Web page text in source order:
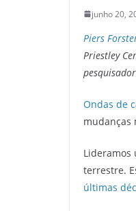
junho 20,
Piers
Priestley
Ondas de
mudanças
Lideramos
terrestre.
últimas